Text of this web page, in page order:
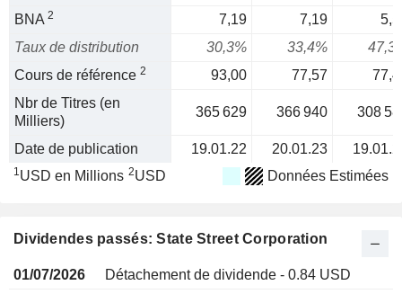
BNA 2 7,19 7,19
Taux de distribution
30,3% 33,4%
Cours de référence 2 93,00 77,57
Nbr de Titres (en
Milliers)
365 629 366 940 308
Date de publication 19.01.22 20.01.23
1USD en Millions 2USD Données Estimées
Dividendes passés: State Street Corporation
01/07/2026
Détachement de dividende - 0.84 USD